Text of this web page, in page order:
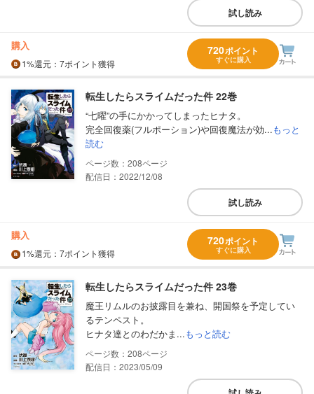
試し読み
購入
1%還元 ：7ポイント獲得
720ポイント
すぐに購入
転生したらスライムだった件 22巻
“七曜”の手にかかってしまったヒナタ。
完全回復薬(フルポーション)や回復魔法が効...もっと
読む
208
配信日：2022/12/08
試し読み
購入
1%還元 ：7ポイント獲得
720ポイント
すぐに購入
転生したらスライムだった件 23巻
魔王リムルのお披露目を兼ね、開国祭を予定してい
るテンペスト。
ヒナタ達とのわだかま...もっと読む
208
配信日：2023/05/09